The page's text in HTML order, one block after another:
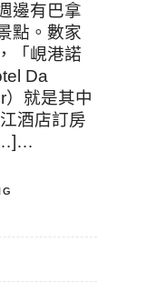
邊有巴拿
點。數家
「峴港諾
Da
就是其中
酒店訂房